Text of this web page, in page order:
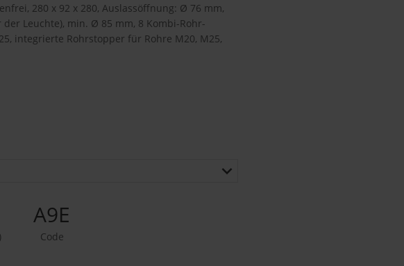
280 x 92 x 280, Auslassöffnung: Ø 76 mm,
Leuchte), min. Ø 85 mm, 8 Kombi-Rohr-
integrierte Rohrstopper für Rohre M20, M25,
A9E
Code